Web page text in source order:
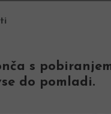
s
do pomladi.